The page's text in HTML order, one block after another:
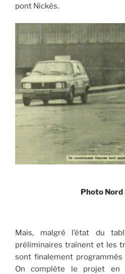
pont Nickès.
Photo Nord
Mais, malgré l’état du
préliminaires traînent et les
sont finalement programmés
On complète le projet en